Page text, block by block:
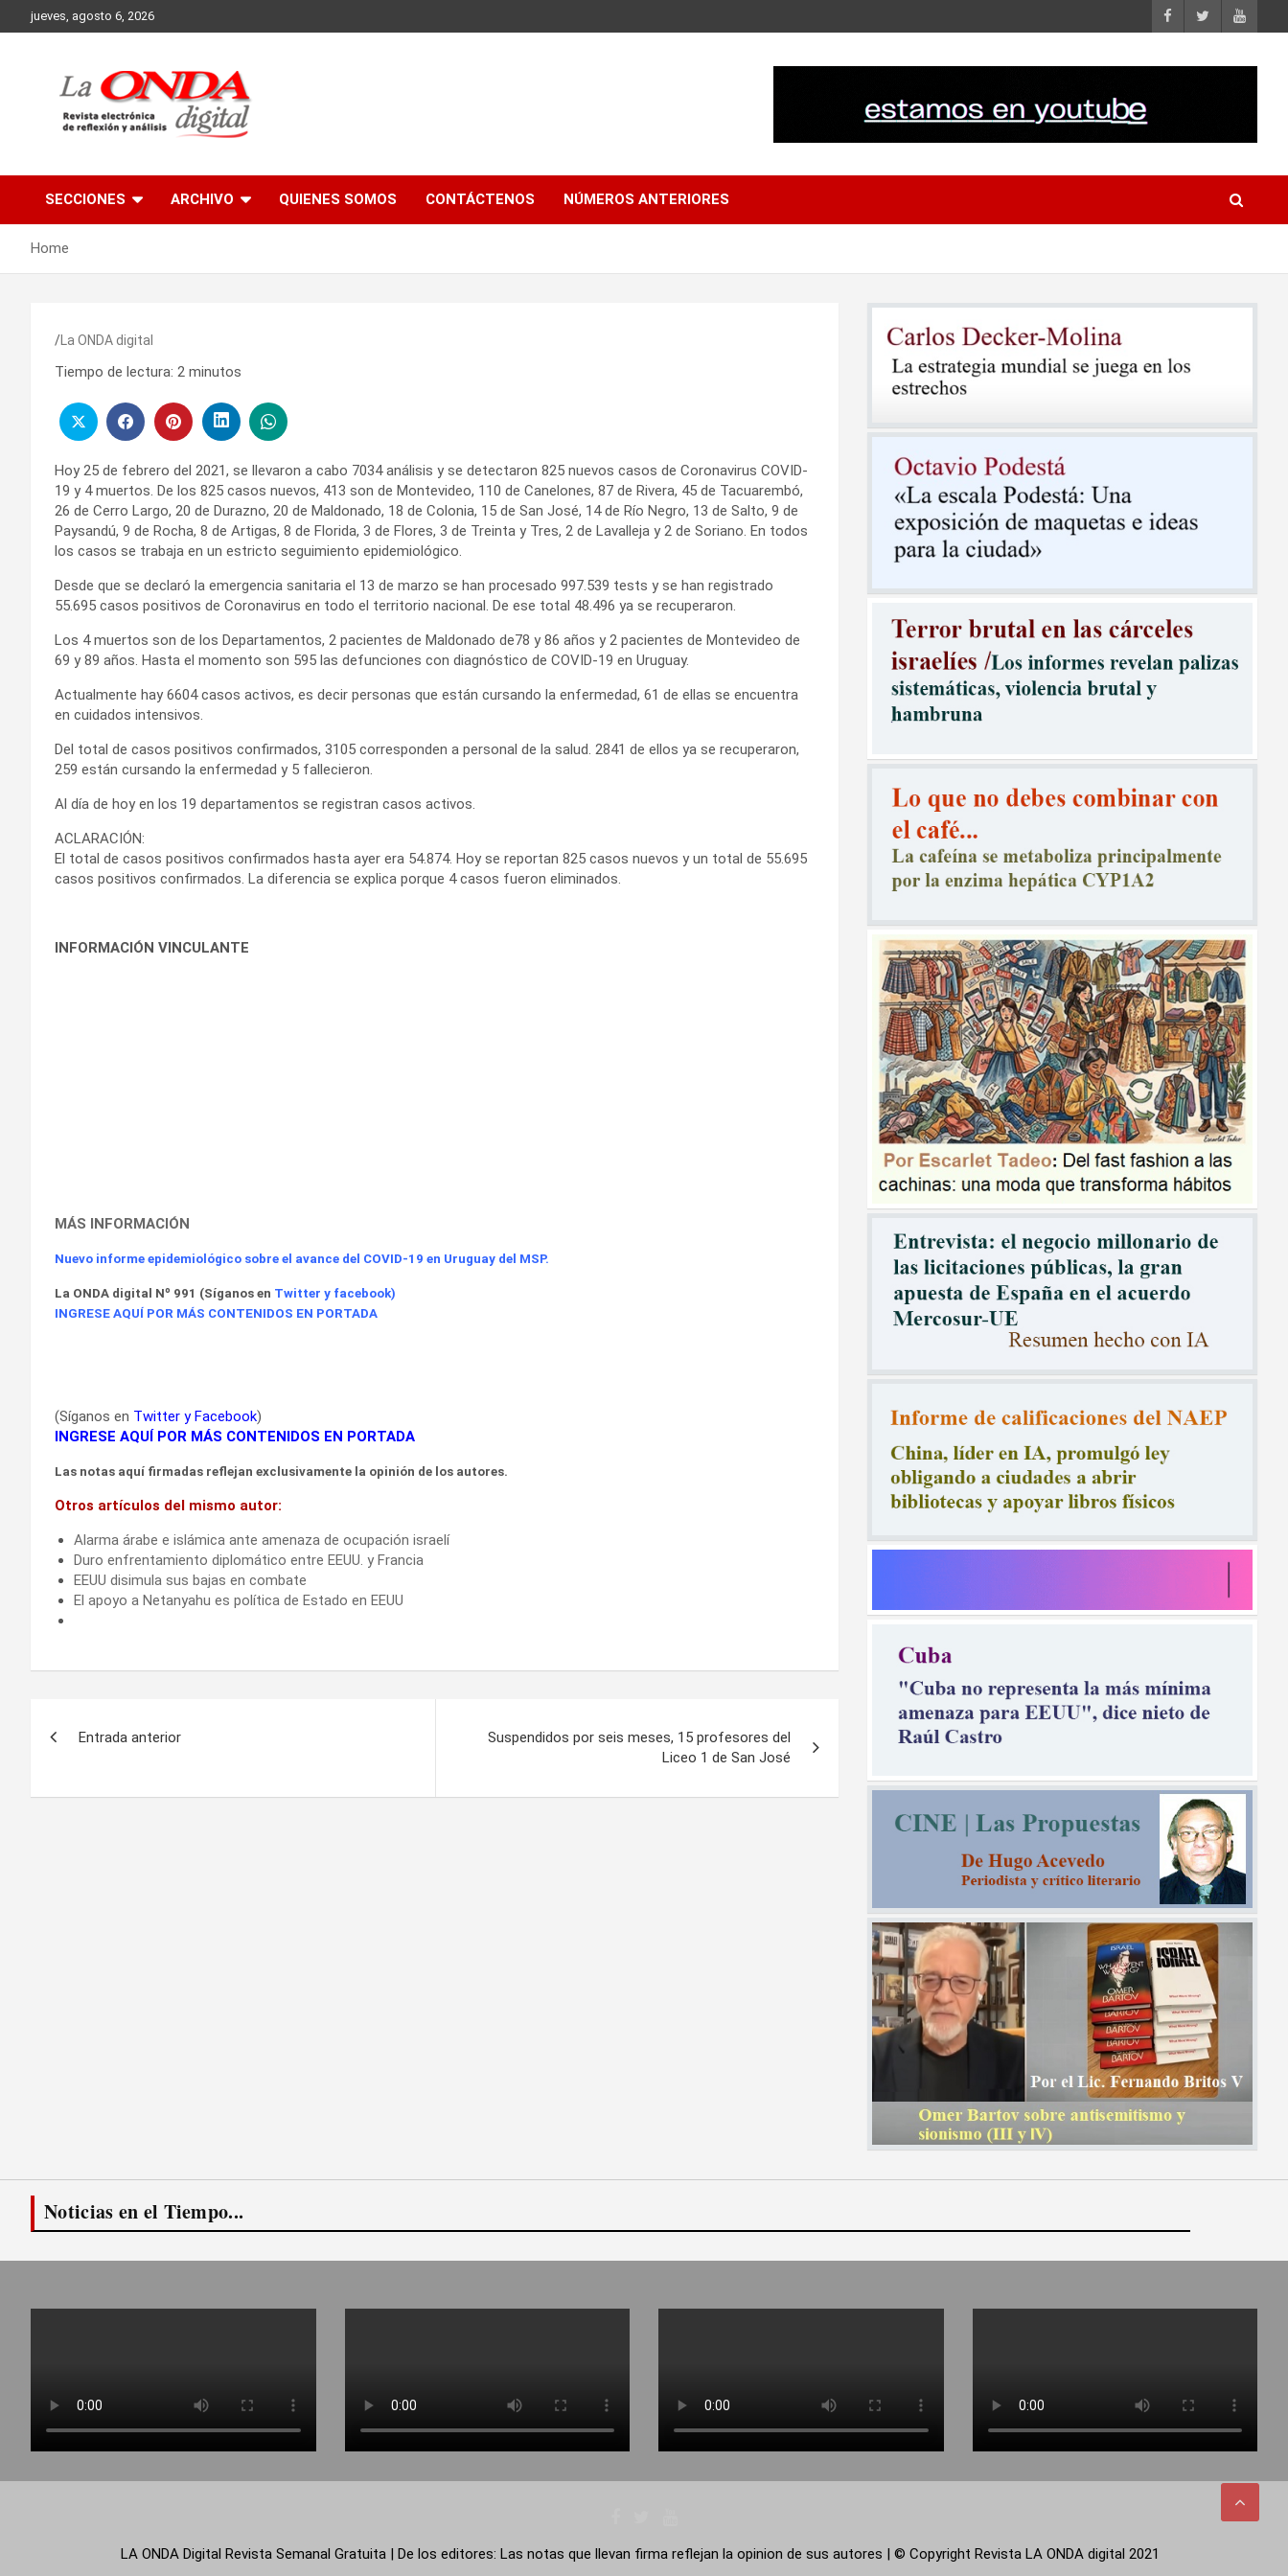
to
jueves, agosto 6, 2026
SECCIONES ARCHIVO QUIENES SOMOS CONTÁCTENOS NÚMEROS ANTERIORES
Home
La ONDA digital
Tiempo de lectura: 2 minutos
Hoy 25 de febrero del 2021, se llevaron a cabo 7034 análisis y se detectaron 825 nuevos casos de Coronavirus COVID-
19 y 4 muertos. De los 825 casos nuevos, 413 son de Montevideo, 110 de Canelones, 87 de Rivera, 45 de Tacuarembó,
26 de Cerro Largo, 20 de Durazno, 20 de Maldonado, 18 de Colonia, 15 de San José, 14 de Río Negro, 13 de Salto, 9 de
Paysandú, 9 de Rocha, 8 de Artigas, 8 de Florida, 3 de Flores, 3 de Treinta y Tres, 2 de Lavalleja y 2 de Soriano. En todos
los casos se trabaja en un estricto seguimiento epidemiológico.
Desde que se declaró la emergencia sanitaria el 13 de marzo se han procesado 997.539 tests y se han registrado
55.695 casos positivos de Coronavirus en todo el territorio nacional. De ese total 48.496 ya se recuperaron.
Los 4 muertos son de los Departamentos, 2 pacientes de Maldonado de78 y 86 años y 2 pacientes de Montevideo de
69 y 89 años. Hasta el momento son 595 las defunciones con diagnóstico de COVID-19 en Uruguay.
Actualmente hay 6604 casos activos, es decir personas que están cursando la enfermedad, 61 de ellas se encuentra
en cuidados intensivos.
Del total de casos positivos confirmados, 3105 corresponden a personal de la salud. 2841 de ellos ya se recuperaron,
259 están cursando la enfermedad y 5 fallecieron.
Al día de hoy en los 19 departamentos se registran casos activos.
ACLARACIÓN:
El total de casos positivos confirmados hasta ayer era 54.874. Hoy se reportan 825 casos nuevos y un total de 55.695
casos positivos confirmados. La diferencia se explica porque 4 casos fueron eliminados.
INFORMACIÓN VINCULANTE
MÁS INFORMACIÓN
Nuevo informe epidemiológico sobre el avance del COVID-19 en Uruguay del MSP.
La ONDA digital Nº 991 (Síganos en Twitter y facebook)
INGRESE AQUÍ POR MÁS CONTENIDOS EN PORTADA
(Síganos en Twitter yFacebook)
INGRESE AQUÍ POR MÁS CONTENIDOS EN PORTADA
Las notas aquí firmadas reflejan exclusivamente la opinión de los autores.
Otros artículos del mismo autor:
Alarma árabe e islámica ante amenaza de ocupación israelí
Duro enfrentamiento diplomático entre EEUU. y Francia
EEUU disimula sus bajas en combate
El apoyo a Netanyahu es política de Estado en EEUU
entradas
Entrada anterior
Suspendidos por seis meses, 15 profesores del
Liceo 1 de San José
Noticias en el Tiempo...
LA ONDA Digital Revista Semanal Gratuita | De los editores: Las notas que llevan firma reflejan la opinion de sus autores | © Copyright Revista LA ONDA digital 2021